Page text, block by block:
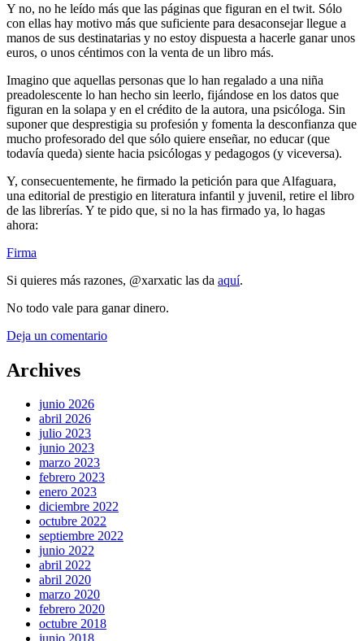
Y no, no he leído más que las páginas que figuran en el twit. Sólo
con ellas hay motivo más que suficiente para desaconsejar llegue a
manos de sus destinatarias y no estoy dispuesta a hacerle ganar unos
euros, o unos céntimos con la venta de un libro más.
Imagino que aquellas personas que lo han regalado a una niña
preadolescente lo han hecho sin leerlo, fijándose en los datos que
figuran en la solapa y en el crédito de la autora, una psicóloga. Sin
suponer que desprestigia su profesión y fomenta la desconfianza que
mucho profesorado del que sólo quiere enseñar, no educar (que
todavía queda) siente hacia psicólogas y pedagogos (y viceversa).
Y, consecuentemente, he firmado la petición para que Alfaguara,
una editorial de prestigio en literatura infantil y juvenil, retire el libro
de las librerías. Y te pido que, si no la has firmado ya, lo hagas
ahora:
Firma
Si quieres más razones, @xarxatic las da aquí.
No todo vale para ganar dinero.
Deja un comentario
Archives
junio 2026
abril 2026
julio 2023
junio 2023
marzo 2023
febrero 2023
enero 2023
diciembre 2022
octubre 2022
septiembre 2022
junio 2022
abril 2022
abril 2020
marzo 2020
febrero 2020
octubre 2018